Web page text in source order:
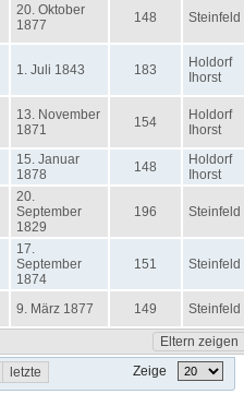
Eltern zeigen
20. Oktober
1877
148 Steinfeld
1. Juli 1843 183
Holdorf
Ihorst
13. November
1871
154
Holdorf
Ihorst
15. Januar
1878
148
Holdorf
Ihorst
20.
September
1829
196 Steinfeld
17.
September
1874
151 Steinfeld
9. März 1877 149 Steinfeld
letzte Zeige